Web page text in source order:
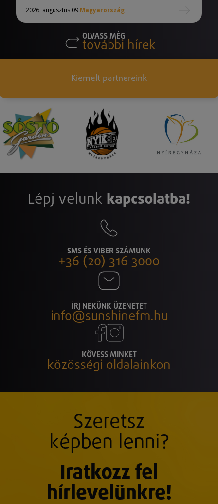
2026. augusztus 09.Magyarország
OLVASS MÉG
további hírek
Kiemelt partnereink
Lépj velünk kapcsolatba!
SMS ÉS VIBER SZÁMUNK
+36 (20) 316 3000
ÍRJ NEKÜNK ÜZENETET
info@sunshinefm.hu
KÖVESS MINKET
közösségi oldalainkon
Szeretsz
képben lenni?
Iratkozz fel
hírlevelünkre!